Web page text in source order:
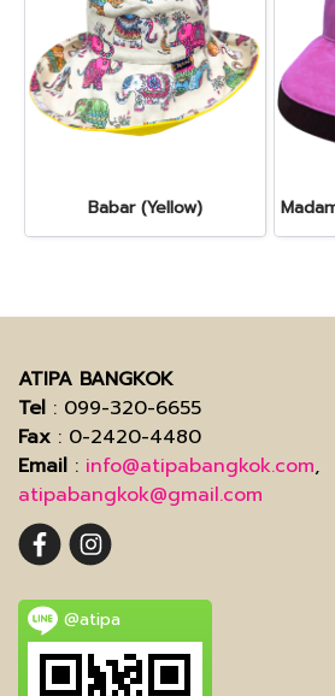
Babar (Yellow)
ATIPA BANGKOK
Tel : 099-320-6655
Fax : 0-2420-4480
Email : info@atipabangkok.com,
atipabangkok@gmail.com
@atipa